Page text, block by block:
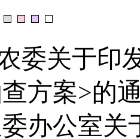
委关于印
方案>的
办公室关